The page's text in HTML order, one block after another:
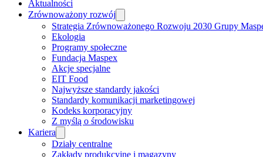
Aktualności
Zrównoważony rozwój
Strategia Zrównoważonego Rozwoju 2030 Grupy
Ekologia
Programy społeczne
Fundacja Maspex
Akcje specjalne
EIT Food
Najwyższe standardy jakości
Standardy komunikacji marketingowej
Kodeks korporacyjny
Z myślą o środowisku
Kariera
Działy centralne
Zakłady produkcyjne i magazyny